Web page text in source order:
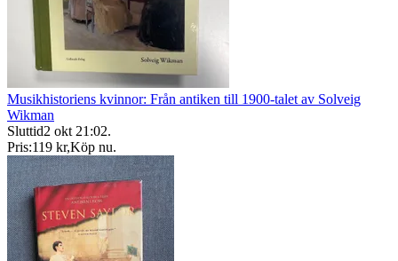
Musikhistoriens kvinnor: Från antiken till 1900-talet av Solveig
Wikman
Sluttid2 okt 21:02.
Pris:119 kr,Köp nu.